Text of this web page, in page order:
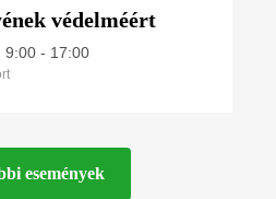
védelméért
9:00 - 17:00
események